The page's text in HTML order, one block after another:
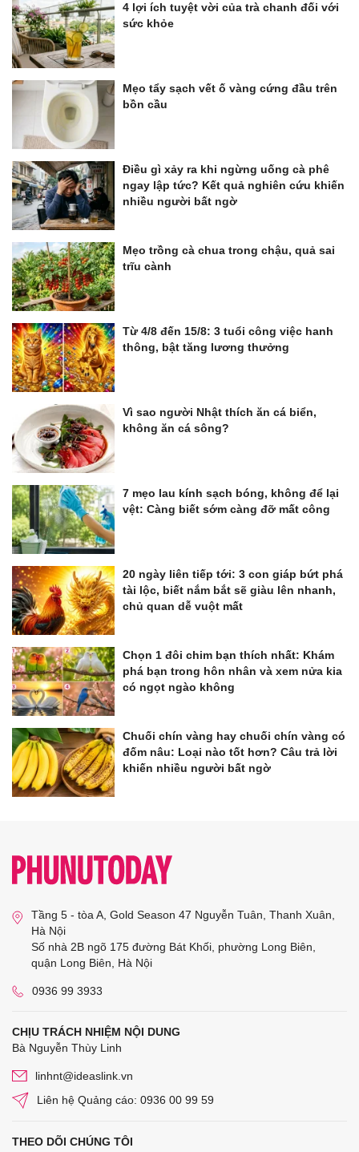
4 lợi ích tuyệt vời của trà chanh đối với
sức khỏe
Mẹo tẩy sạch vết ố vàng cứng đầu trên
bồn cầu
Điều gì xảy ra khi ngừng uống cà phê
ngay lập tức? Kết quả nghiên cứu khiến
nhiều người bất ngờ
Mẹo trồng cà chua trong chậu, quả sai
trĩu cành
Từ 4/8 đến 15/8: 3 tuổi công việc hanh
thông, bật tăng lương thưởng
Vì sao người Nhật thích ăn cá biển,
không ăn cá sông?
7 mẹo lau kính sạch bóng, không để lại
vệt: Càng biết sớm càng đỡ mất công
20 ngày liên tiếp tới: 3 con giáp bứt phá
tài lộc, biết nắm bắt sẽ giàu lên nhanh,
chủ quan dễ vuột mất
Chọn 1 đôi chim bạn thích nhất: Khám
phá bạn trong hôn nhân và xem nửa kia
có ngọt ngào không
Chuối chín vàng hay chuối chín vàng có
đốm nâu: Loại nào tốt hơn? Câu trả lời
khiến nhiều người bất ngờ
Tầng 5 - tòa A, Gold Season 47 Nguyễn Tuân, Thanh Xuân,
Hà Nội
Số nhà 2B ngõ 175 đường Bát Khối, phường Long Biên,
quận Long Biên, Hà Nội
0936 99 3933
CHỊU TRÁCH NHIỆM NỘI DUNG
Bà Nguyễn Thùy Linh
linhnt@ideaslink.vn
Liên hệ Quảng cáo: 0936 00 99 59
THEO DÕI CHÚNG TÔI